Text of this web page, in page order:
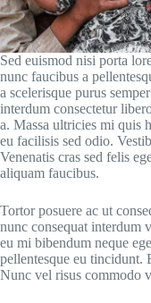
Sed euismod nisi porta
nunc faucibus a
a scelerisque purus
interdum consectetur
a. Massa ultricies mi quis
eu facilisis sed odio.
Venenatis cras sed felis
aliquam faucibus.
Tortor posuere ac ut
nunc consequat interdum
eu mi bibendum neque
pellentesque eu tincidunt.
Nunc vel risus commodo